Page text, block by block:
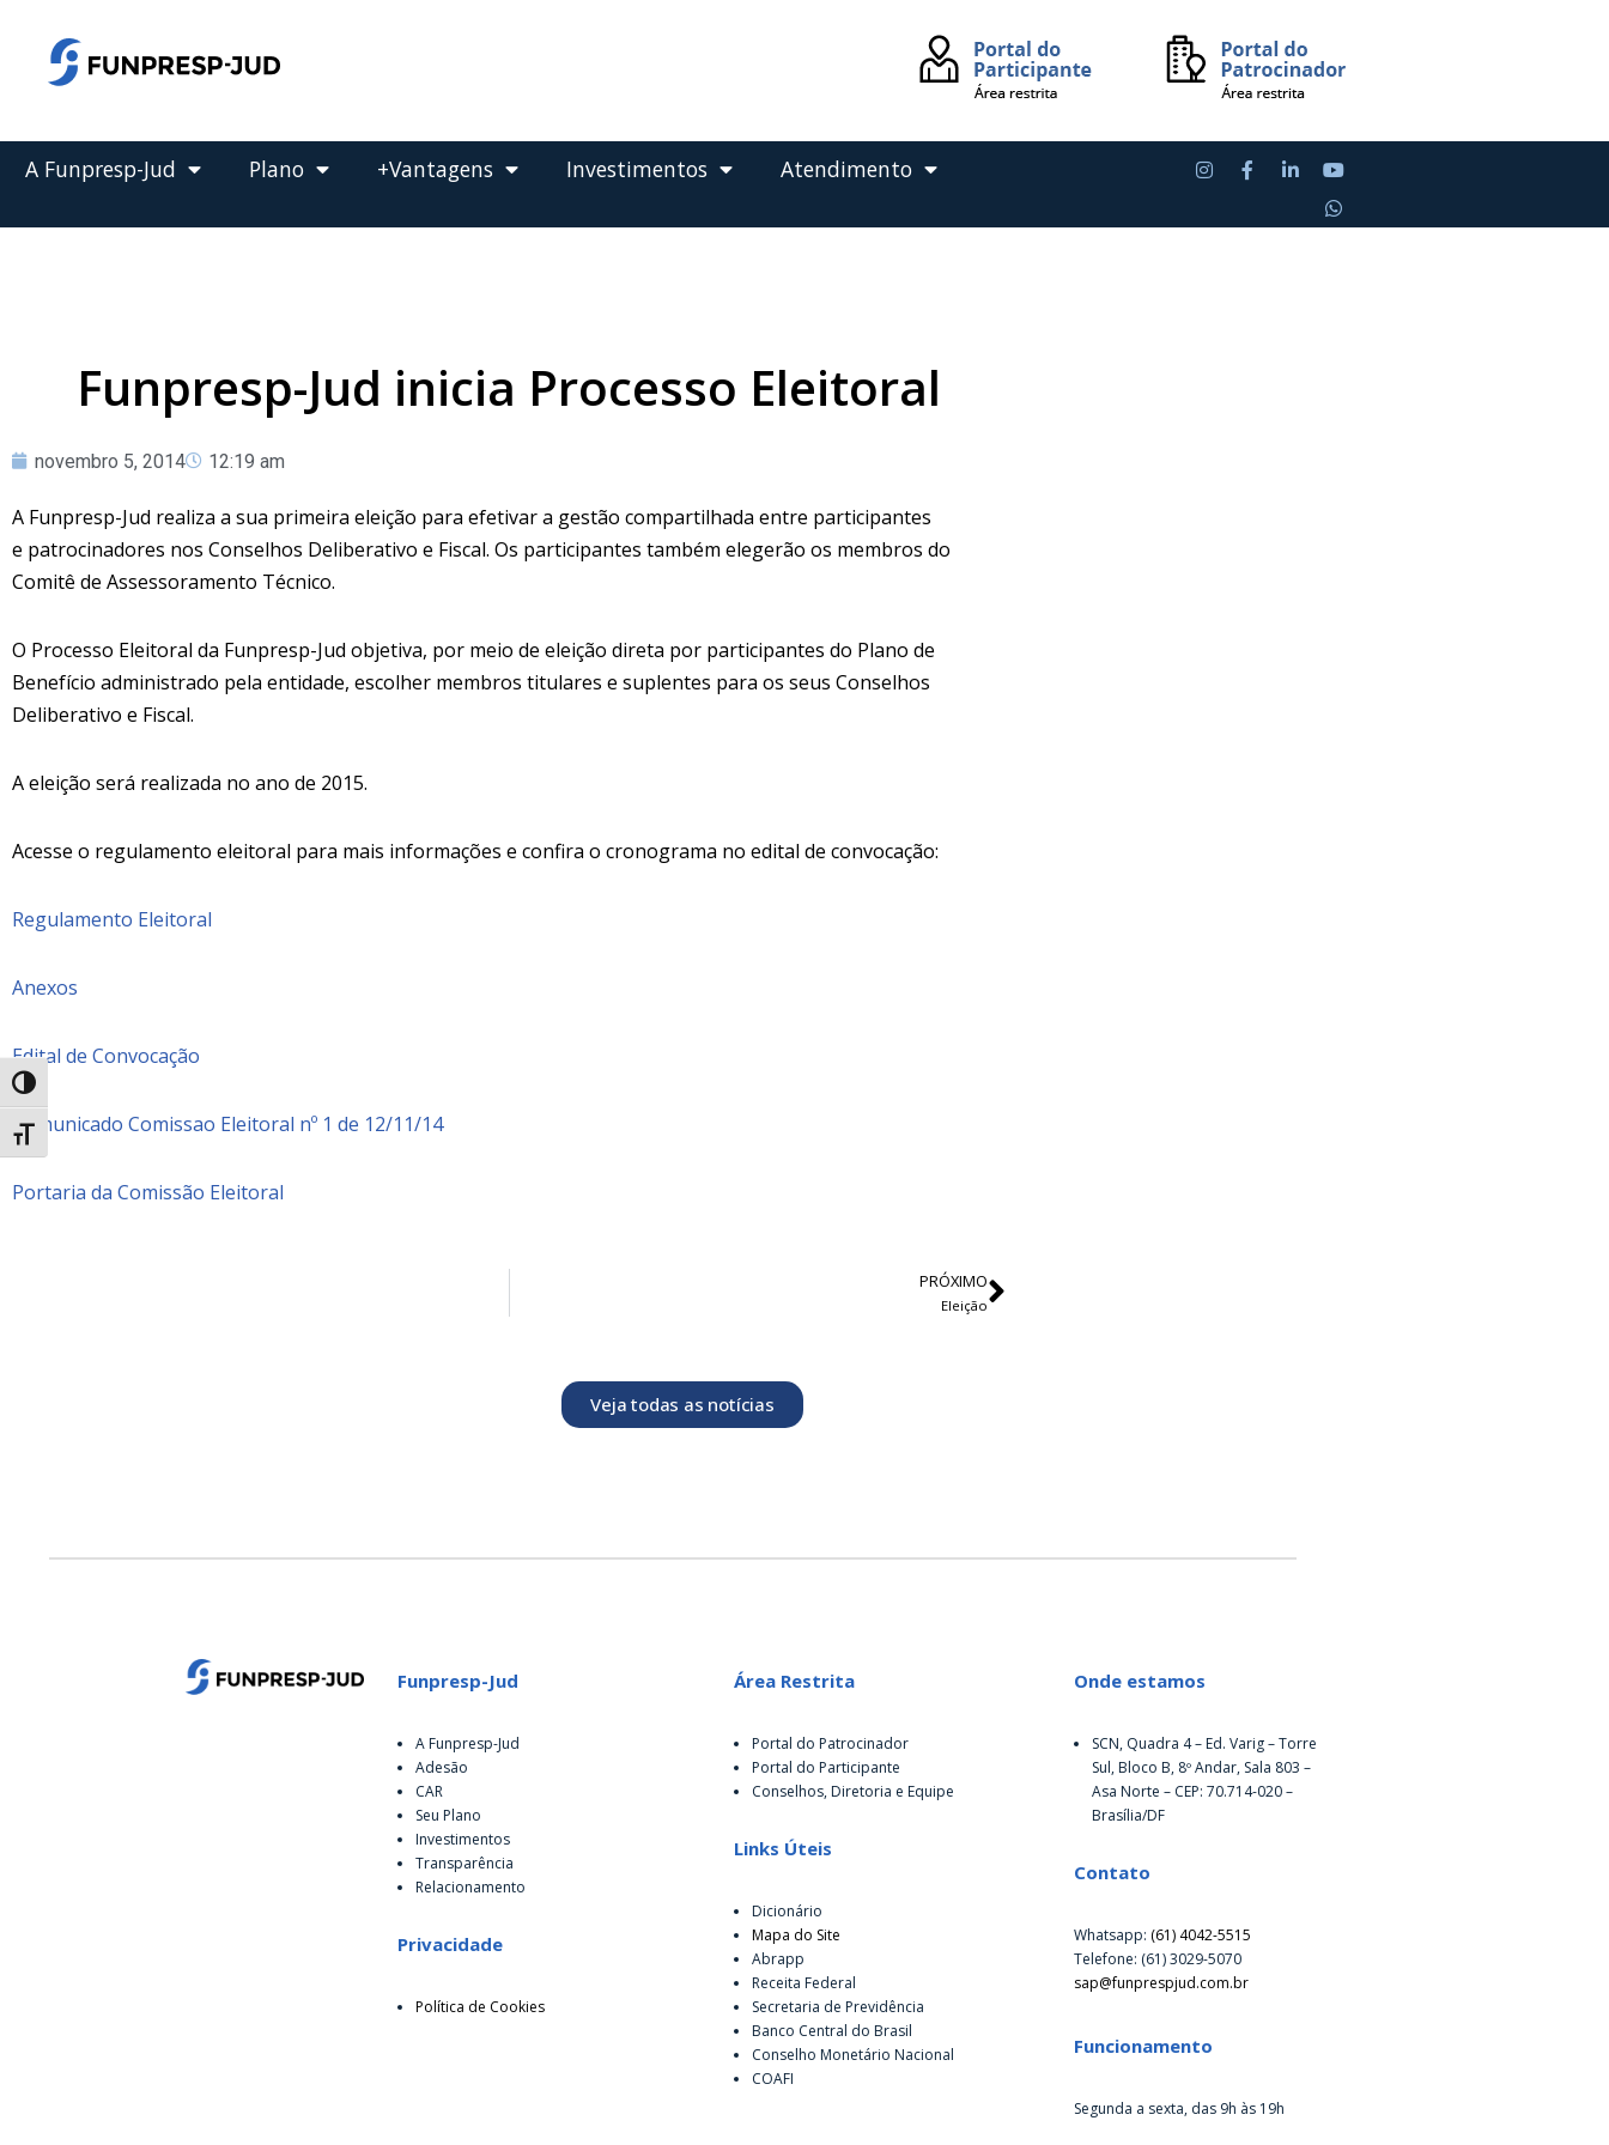
Alternar alto contraste
Alternar tamanho da fonte
Pular
conteúdo
A Funpresp-Jud Plano +Vantagens Investimentos Atendimento
Funpresp-Jud inicia Processo Eleitoral
novembro 5, 2014 12:19 am
A Funpresp-Jud realiza a sua primeira eleição para efetivar a gestão compartilhada entre participantes
e patrocinadores nos Conselhos Deliberativo e Fiscal. Os participantes também elegerão os membros do
Comitê de Assessoramento Técnico.
O Processo Eleitoral da Funpresp-Jud objetiva, por meio de eleição direta por participantes do Plano de
Benefício administrado pela entidade, escolher membros titulares e suplentes para os seus Conselhos
Deliberativo e Fiscal.
A eleição será realizada no ano de 2015.
Acesse o regulamento eleitoral para mais informações e confira o cronograma no edital de convocação:
Regulamento Eleitoral
Anexos
Edital de Convocação
Comunicado Comissao Eleitoral nº 1 de 12/11/14
Portaria da Comissão Eleitoral
PRÓXIMO
Eleição
Veja todas as notícias
Funpresp-Jud
A Funpresp-Jud
Adesão
CAR
Seu Plano
Investimentos
Transparência
Relacionamento
Privacidade
Política de Cookies
Área Restrita
Portal do Patrocinador
Portal do Participante
Conselhos, Diretoria e Equipe
Links Úteis
Dicionário
Mapa do Site
Abrapp
Receita Federal
Secretaria de Previdência
Banco Central do Brasil
Conselho Monetário Nacional
COAFI
Onde estamos
SCN, Quadra 4 – Ed. Varig – Torre
Sul, Bloco B, 8º Andar, Sala 803 –
Asa Norte – CEP: 70.714-020 –
Brasília/DF
Contato
Whatsapp: (61) 4042-5515
Telefone: (61) 3029-5070
sap@funprespjud.com.br
Funcionamento
Segunda a sexta, das 9h às 19h